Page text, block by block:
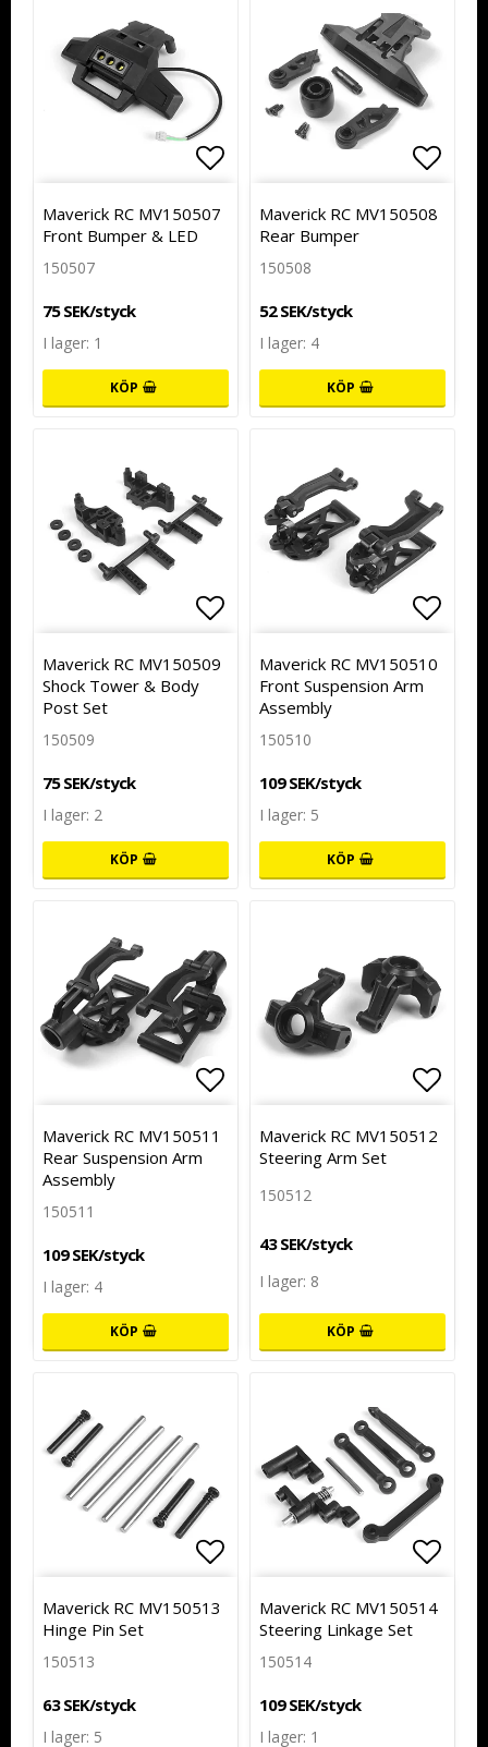
Lägg till i favoritlistan
Lägg till i favoritlistan
Maverick RC MV150507
Front Bumper & LED
150507
75 SEK/styck
I lager: 1
KÖP
Lägg
Lägg
Maverick RC MV150508
Rear Bumper
150508
52 SEK/styck
I lager: 4
KÖP
Lägg till i favoritlistan
Lägg till i favoritlistan
Maverick RC MV150509
Shock Tower & Body
Post Set
150509
75 SEK/styck
I lager: 2
KÖP
Lägg
Lägg
Maverick RC MV150510
Front Suspension Arm
Assembly
150510
109 SEK/styck
I lager: 5
KÖP
Lägg till i favoritlistan
Lägg till i favoritlistan
Maverick RC MV150511
Rear Suspension Arm
Assembly
150511
109 SEK/styck
I lager: 4
KÖP
Lägg
Lägg
Maverick RC MV150512
Steering Arm Set
150512
43 SEK/styck
I lager: 8
KÖP
Lägg till i favoritlistan
Lägg till i favoritlistan
Maverick RC MV150513
Hinge Pin Set
150513
63 SEK/styck
I lager: 5
Lägg
Lägg
Maverick RC MV150514
Steering Linkage Set
150514
109 SEK/styck
I lager: 1